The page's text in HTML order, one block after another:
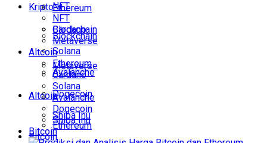
Ethereum
Cardano
Solana
Avalanche
Dogecoin
Shiba Inu
Bitcoin
NFT
Blockchain
Metaverse
Altcoin
Ethereum
Kripto
NFT
Blockchain
Metaverse
Altcoin
Ethereum
Cardano
Solana
Avalanche
Dogecoin
Shiba Inu
Bitcoin